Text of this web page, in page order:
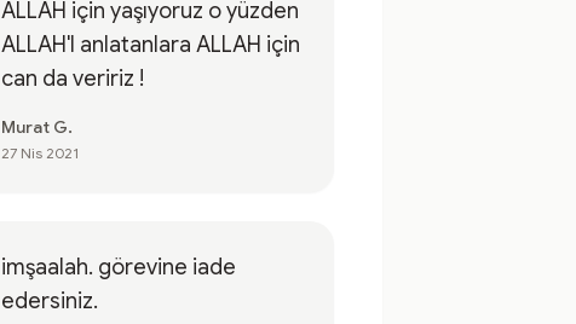
ALLAH için yaşıyoruz o yüzden
ALLAH'I anlatanlara ALLAH için
can da veririz !
Murat G.
27 Nis 2021
imşaalah. görevine iade
edersiniz.